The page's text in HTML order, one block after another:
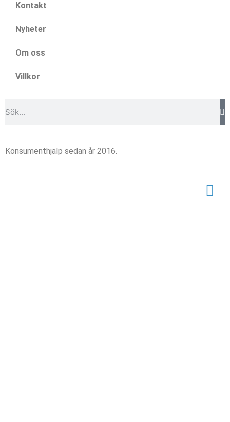
Kontakt
Nyheter
Om oss
Villkor
Konsumenthjälp sedan år 2016.